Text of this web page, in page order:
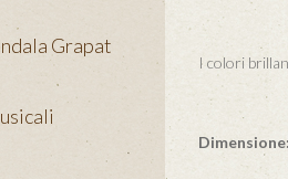
Grapat
I colori
Dimensione: